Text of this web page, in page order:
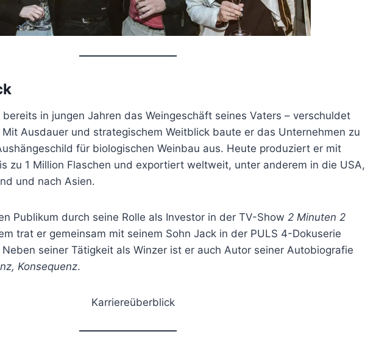
in jungen Jahren das Weingeschäft seines Vaters – verschuldet
Ausdauer und strategischem Weitblick baute er das Unternehmen zu
für biologischen Weinbau aus. Heute produziert er mit
zu 1 Million Flaschen und exportiert weltweit, unter anderem in die USA,
und nach Asien.
Publikum durch seine Rolle als Investor in der TV-Show 2 Minuten 2
trat er gemeinsam mit seinem Sohn Jack in der PULS 4-Dokuserie
seiner Tätigkeit als Winzer ist er auch Autor seiner Autobiografie
Konsequenz.